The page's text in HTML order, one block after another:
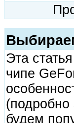
Эта
чипе
будем